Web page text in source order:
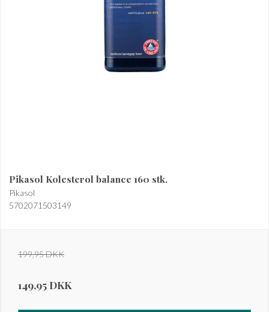
Pikasol Kolesterol balance 160 stk.
Pikasol
5702071503149
199,95 DKK
149,95 DKK